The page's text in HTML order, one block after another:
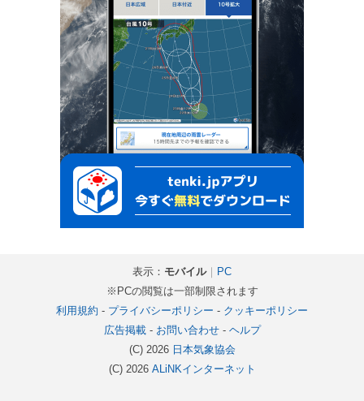
表示： モバイル｜ PC
※PCの閲覧は一部制限されます
利用規約 - プライバシーポリシー - クッキーポリシー
広告掲載- お問い合わせ- ヘルプ
(C) 2026 日本気象協会
(C) 2026 ALiNKインターネット